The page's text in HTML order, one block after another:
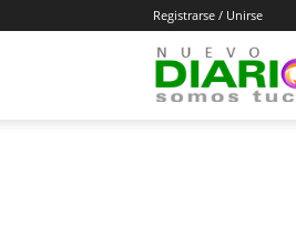
Registrarse / Unirse